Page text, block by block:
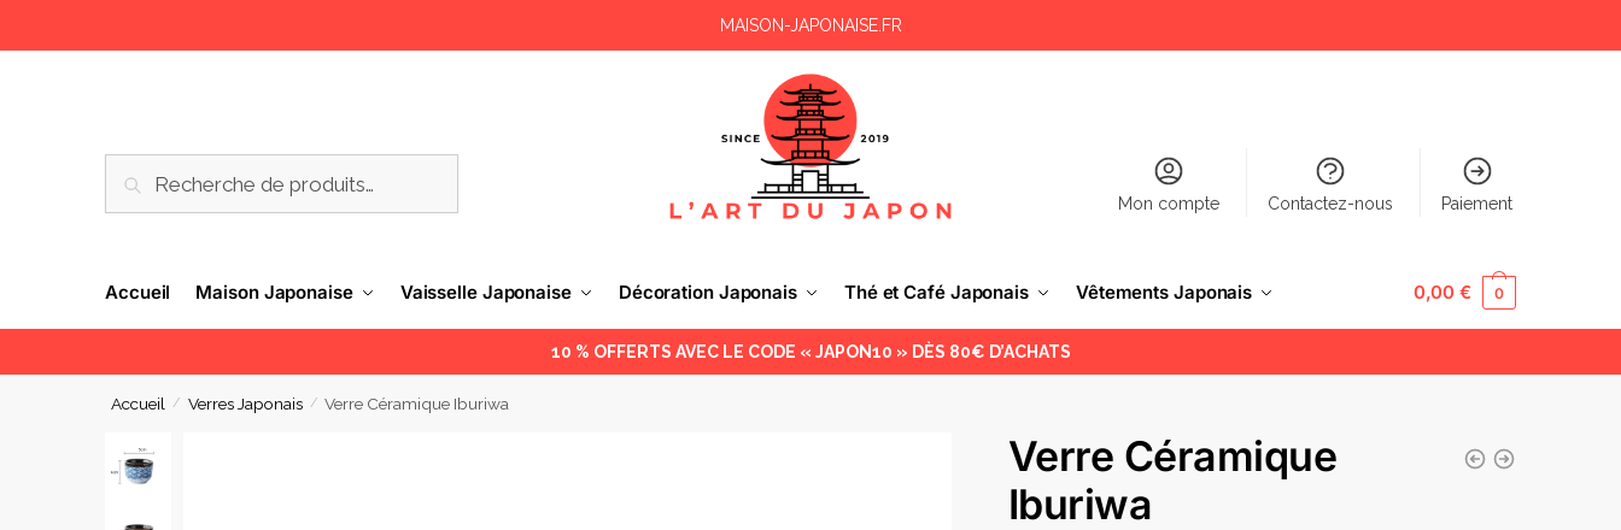
MAISON-JAPONAISE.FR
RECHERCHE
Mon compte Contactez-nous Paiement
Accueil Maison Japonaise Vaisselle Japonaise Décoration Japonais Thé et Café Japonais Vêtements Japonais 0,00€ 0
10 % OFFERTS AVEC LE CODE « JAPON10 » DÈS 80€ D’ACHATS
Accueil / Verres Japonais / Verre Céramique Iburiwa
Verre Céramique
Iburiwa